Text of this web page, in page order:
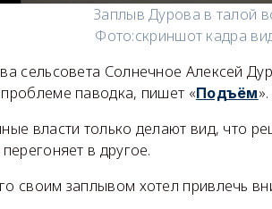
Заплыв Дурова в талой
Фото:скриншот кадра
сельсовета Солнечное Алексей
паводка, пишет «Подъём».
власти только делают вид, что
в другое.
своим заплывом хотел привлечь